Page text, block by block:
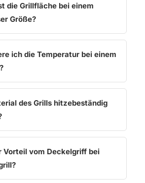
die Grillfläche bei einem
Größe?
ich die Temperatur bei einem
des Grills hitzebeständig
Vorteil vom Deckelgriff bei